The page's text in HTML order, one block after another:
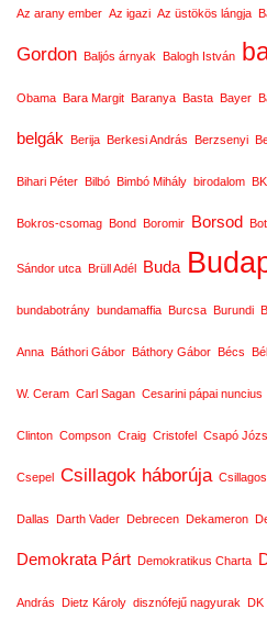
Az arany ember Az igazi Az üstökös lángja
Gordon Baljós árnyak Balogh István
Obama Bara Margit Baranya Basta Bayer
belgák Berija Berkesi András Berzsenyi
Bihari Péter Bilbó Bimbó Mihály birodalom
Bokros-csomag Bond Boromir Borsod
Sándor utca Brüll Adél Buda
bundabotrány bundamaffia Burcsa Burundi
Anna Báthori Gábor Báthory Gábor Bécs
W. Ceram Carl Sagan Cesarini pápai nuncius
Clinton Compson Craig Cristofel Csapó
Csepel Csillagok háborúja
Dallas Darth Vader Debrecen Dekameron
Demokrata Párt Demokratikus Charta
András Dietz Károly disznófejű nagyurak DK